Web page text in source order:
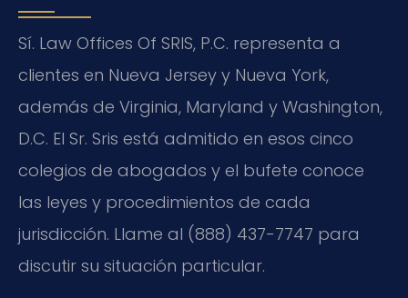
Sí. Law Offices Of SRIS, P.C. representa a
clientes en Nueva Jersey y Nueva York,
además de Virginia, Maryland y Washington,
D.C. El Sr. Sris está admitido en esos cinco
colegios de abogados y el bufete conoce
las leyes y procedimientos de cada
jurisdicción. Llame al (888) 437-7747 para
discutir su situación particular.